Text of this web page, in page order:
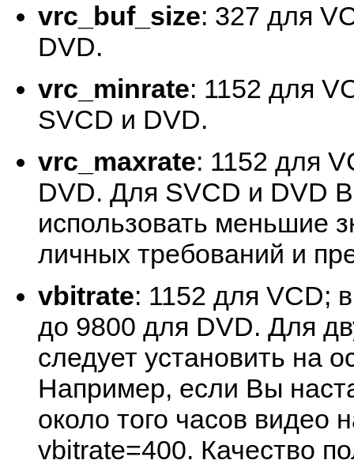
vrc_buf_size: 327 для
DVD.
vrc_minrate: 1152 для
SVCD и DVD.
vrc_maxrate: 1152 для
DVD. Для SVCD и DVD
использовать меньшие
личных требований и
vbitrate: 1152 для VCD;
до 9800 для DVD. Для
следует установить на
Например, если Вы
около того часов видео
vbitrate=400. Качество